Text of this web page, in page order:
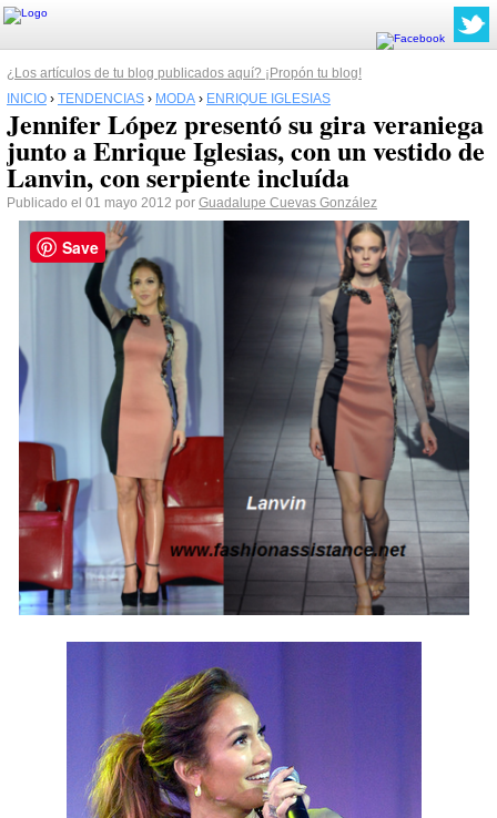
¿Los artículos de tu blog publicados aquí? ¡Propón tu blog!
INICIO › TENDENCIAS › MODA › ENRIQUE IGLESIAS
Jennifer López presentó su gira veraniega
junto a Enrique Iglesias, con un vestido de
Lanvin, con serpiente incluída
Publicado el 01 mayo 2012 por Guadalupe Cuevas González
Save